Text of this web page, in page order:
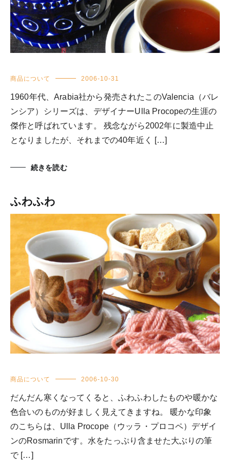
商品について 2006-10-31
1960年代、Arabia社から発売されたこのValencia（バレ
ンシア）シリーズは、デザイナーUlla Procopeの生涯の
傑作と呼ばれています。 残念ながら2002年に製造中止
となりましたが、それまでの40年近く […]
続きを読む
ふわふわ
商品について 2006-10-30
だんだん寒くなってくると、ふわふわしたものや暖かな
色合いのものが好ましく見えてきますね。 暖かな印象
のこちらは、Ulla Procope（ウッラ・プロコペ）デザイ
ンのRosmarinです。水をたっぷり含ませた大ぶりの筆
で […]